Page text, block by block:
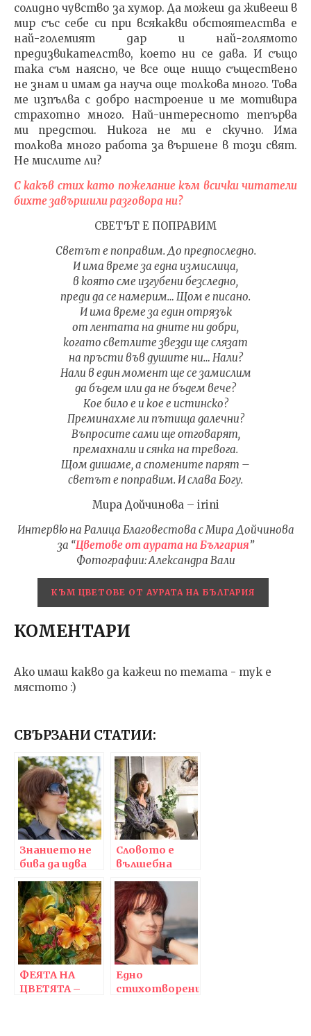
солидно чувство за хумор. Да можеш да живееш в
мир със себе си при всякакви обстоятелства е
най-големият дар и най-голямото
предизвикателство, което ни се дава. И също
така съм наясно, че все още нищо съществено
не знам и имам да науча още толкова много. Това
ме изпълва с добро настроение и ме мотивира
страхотно много. Най-интересното тепърва
ми предстои. Никога не ми е скучно. Има
толкова много работа за вършене в този свят.
Не мислите ли?
С какъв стих като пожелание към всички читатели
бихте завършили разговора ни?
СВЕТЪТ Е ПОПРАВИМ
Светът е поправим. До предпоследно.
И има време за една измислица,
в която сме изгубени безследно,
преди да се намерим… Щом е писано.
И има време за един отрязък
от лентата на дните ни добри,
когато светлите звезди ще слязат
на пръсти във душите ни… Нали?
Нали в един момент ще се замислим
да бъдем или да не бъдем вече?
Кое било е и кое е истинско?
Преминахме ли пътища далечни?
Въпросите сами ще отговарят,
премахнали и сянка на тревога.
Щом дишаме, а спомените парят –
светът е поправим. И слава Богу.
Мира Дойчинова – irini
Интервю на Ралица Благовестова с Мира Дойчинова
за “Цветове от аурата на България”
Фотографии: Александра Вали
КЪМ ЦВЕТОВЕ ОТ АУРАТА НА БЪЛГАРИЯ
КОМЕНТАРИ
Ако имаш какво да кажеш по темата - тук е
мястото :)
СВЪРЗАНИ СТАТИИ:
Знанието не
бива да идва
отвън и да се
приема
дословно, цяло
и наготово
Словото е
вълшебна
трябва да сме
много
внимателни
ФЕЯТА НА
ЦВЕТЯТА –
Едно
стихотворение